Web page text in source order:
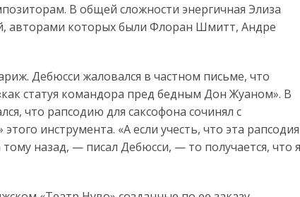
В общей сложности энергичная Элиза
авторами которых были Флоран Шмитт, Андре
Дебюсси жаловался в частном письме, что
статуя командора пред бедным Дон Жуаном». В
что рапсодию для саксофона сочинял с
инструмента. «А если учесть, что эта рапсодия
назад, — писал Дебюсси, — то получается, что я